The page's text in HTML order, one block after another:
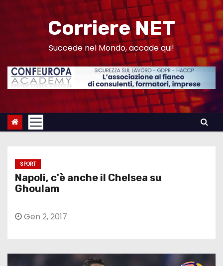
n
Corriere NET
Succede nel Mondo, accade qui!
SPORT
Napoli, c'è anche il Chelsea su
Ghoulam
Gen 2, 2017